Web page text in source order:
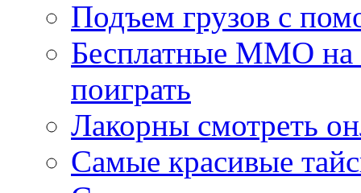
Подъем грузов с
Бесплатные MMO
поиграть
Лакорны смотреть
Самые красивые